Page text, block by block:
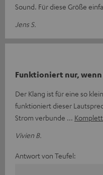
Sound. Für diese Größe
Jens S.
Funktioniert nur,
Der Klang ist für eine so
funktioniert dieser
Strom verbunde
Vivien B.
Antwort von Teufel: